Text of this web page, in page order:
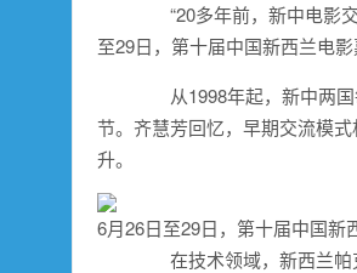
“20多年前，新中电影交
至29日，第十届中国新西兰电
从1998年起，新中两国
节。齐慧芳回忆，早期交流模
升。
6月26日至29日，第十届中国
在技术领域，新西兰帕